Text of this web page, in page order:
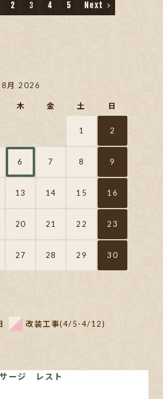
2 3 4 5 Next
8月 2026
木 金 土 日
1 2
6 7 8 9
13 14 15 16
20 21 22 23
27 28 29 30
改装工事(4/5-4/12)
ージ レスト